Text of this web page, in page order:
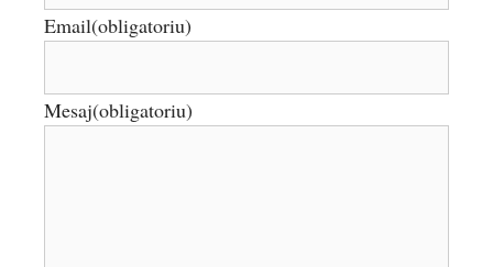
Email(obligatoriu)
Mesaj(obligatoriu)